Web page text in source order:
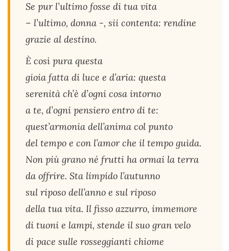
Se pur l’ultimo fosse di tua vita
– l’ultimo, donna -, sii contenta: rendine
grazie al destino.
È così pura questa
gioia fatta di luce e d’aria: questa
serenità ch’è d’ogni cosa intorno
a te, d’ogni pensiero entro di te:
quest’armonia dell’anima col punto
del tempo e con l’amor che il tempo guida.
Non più grano né frutti ha ormai la terra
da offrire. Sta limpido l’autunno
sul riposo dell’anno e sul riposo
della tua vita. Il fisso azzurro, immemore
di tuoni e lampi, stende il suo gran velo
di pace sulle rosseggianti chiome